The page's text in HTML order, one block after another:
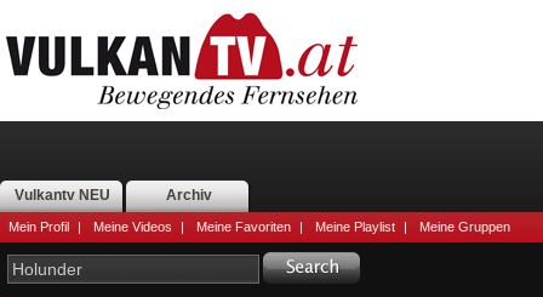
Vulkantv NEU Archiv
Mein Profil | Meine Videos | Meine Favoriten | Meine Playlist | Meine Gruppen